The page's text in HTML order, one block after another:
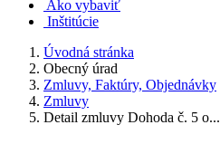
Ako vybaviť
Inštitúcie
Úvodná stránka
Obecný úrad
Zmluvy, Faktúry, Objednávky
Zmluvy
Detail zmluvy Dohoda č. 5 o...